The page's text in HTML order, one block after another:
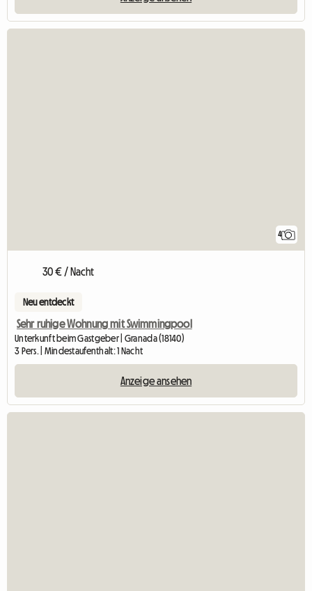
4
30 € / Nacht
Neu entdeckt
Sehr ruhige Wohnung mit Swimmingpool
Unterkunft beim Gastgeber | Granada (18140)
3 Pers. | Mindestaufenthalt: 1 Nacht
Anzeige ansehen